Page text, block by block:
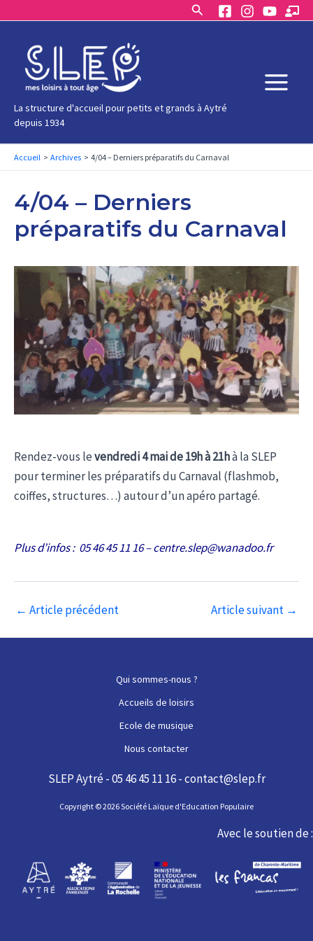
contenu
Rechercher
La structure d'accueil pour petits et grands à Aytré
depuis 1934
Main
Accueil Archives 4/04 – Derniers préparatifs du Carnaval
4/04 – Derniers
préparatifs du Carnaval
Rendez-vous levendredi 4 mai de 19h à 21hà la SLEP
pour terminer les préparatifs du Carnaval (flashmob,
coiffes, structures…) autour d’un apéro partagé.
Plus d’infos : 05 46 45 11 16 – centre.slep@wanadoo.fr
Navigation
← Article précédent Article suivant →
Qui sommes-nous ?
Accueils de loisirs
Ecole de musique
Nous contacter
SLEP Aytré - 05 46 45 11 16 - contact@slep.fr
Copyright © 2026 Société Laïque d'Education Populaire
Avec le soutien de :